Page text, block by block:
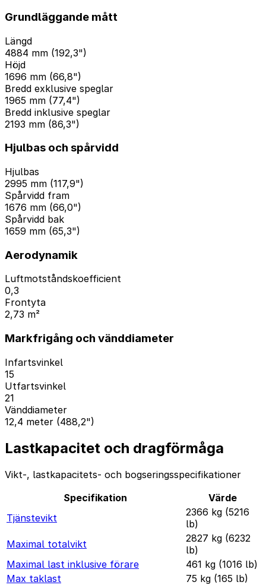
Grundläggande mått
Längd
4884 mm (192,3")
Höjd
1696 mm (66,8")
Bredd exklusive speglar
1965 mm (77,4")
Bredd inklusive speglar
2193 mm (86,3")
Hjulbas och spårvidd
Hjulbas
2995 mm (117,9")
Spårvidd fram
1676 mm (66,0")
Spårvidd bak
1659 mm (65,3")
Aerodynamik
Luftmotståndskoefficient
0,3
Frontyta
2,73 m²
Markfrigång och vänddiameter
Infartsvinkel
15
Utfartsvinkel
21
Vänddiameter
12,4 meter (488,2")
Lastkapacitet och dragförmåga
Vikt-, lastkapacitets- och bogseringsspecifikationer
Specifikation
Värde
Tjänstevikt
2366 kg (5216
lb)
Maximal totalvikt
2827 kg (6232
lb)
Maximal last inklusive förare
461 kg (1016 lb)
Max taklast
75 kg (165 lb)